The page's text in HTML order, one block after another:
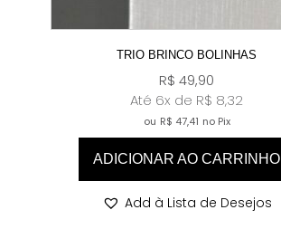
TRIO BRINCO BOLINHAS
R$ 49,90
Até 6x de R$ 8,32
ou R$ 47,41 no Pix
ADICIONAR AO CARRINHO
Add à Lista de Desejos